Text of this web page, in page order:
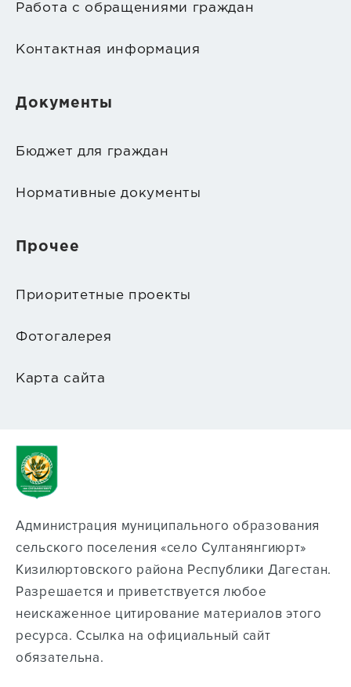
Работа с обращениями граждан
Контактная информация
Документы
Бюджет для граждан
Нормативные документы
Прочее
Приоритетные проекты
Фотогалерея
Карта сайта
Администрация муниципального образования
сельского поселения «село Султанянгиюрт»
Кизилюртовского района Республики Дагестан.
Разрешается и приветствуется любое
неискаженное цитирование материалов этого
ресурса. Cсылка на официальный сайт
обязательна.